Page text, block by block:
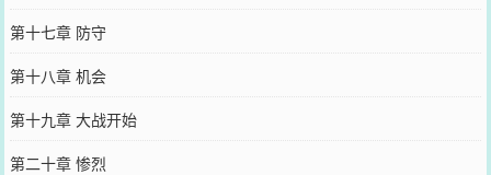
第十七章 防守
第十八章 机会
第十九章 大战开始
第二十章 惨烈